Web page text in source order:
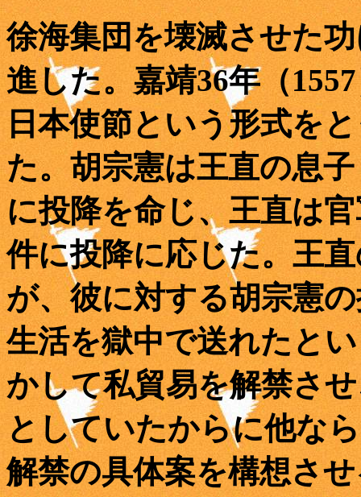
徐海集団を壊滅させた
進した。嘉靖36年（
日本使節という形式を
た。胡宗憲は王直の息
に投降を命じ、王直は
件に投降に応じた。王
が、彼に対する胡宗憲
生活を獄中で送れたと
かして私貿易を解禁さ
としていたからに他な
解禁の具体案を構想さ